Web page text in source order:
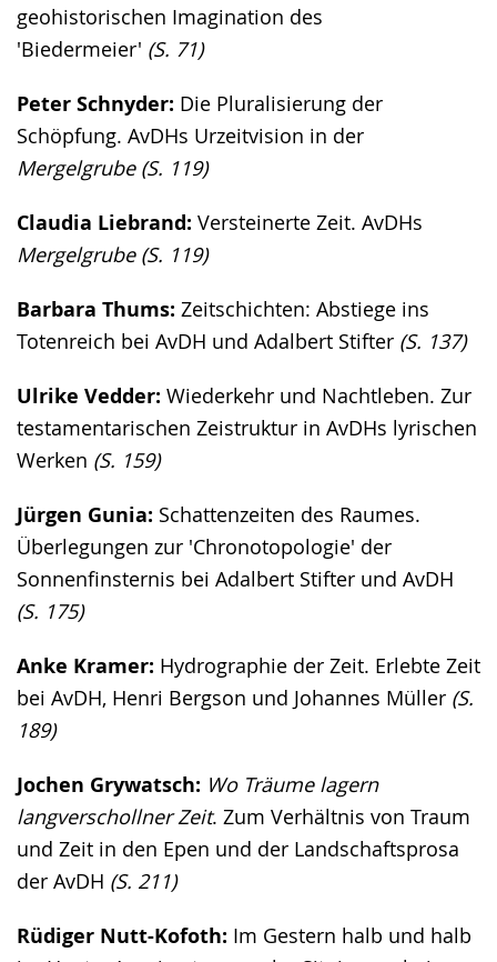
geohistorischen Imagination des
'Biedermeier' (S. 71)
Peter Schnyder: Die Pluralisierung der
Schöpfung. AvDHs Urzeitvision in der
Mergelgrube (S. 119)
Claudia Liebrand: Versteinerte Zeit. AvDHs
Mergelgrube (S. 119)
Barbara Thums: Zeitschichten: Abstiege ins
Totenreich bei AvDH und Adalbert Stifter (S. 137)
Ulrike Vedder: Wiederkehr und Nachtleben. Zur
testamentarischen Zeistruktur in AvDHs lyrischen
Werken (S. 159)
Jürgen Gunia: Schattenzeiten des Raumes.
Überlegungen zur 'Chronotopologie' der
Sonnenfinsternis bei Adalbert Stifter und AvDH
(S. 175)
Anke Kramer: Hydrographie der Zeit. Erlebte Zeit
bei AvDH, Henri Bergson und Johannes Müller (S.
189)
Jochen Grywatsch: Wo Träume lagern
langverschollner Zeit. Zum Verhältnis von Traum
und Zeit in den Epen und der Landschaftsprosa
der AvDH (S. 211)
Rüdiger Nutt-Kofoth: Im Gestern halb und halb